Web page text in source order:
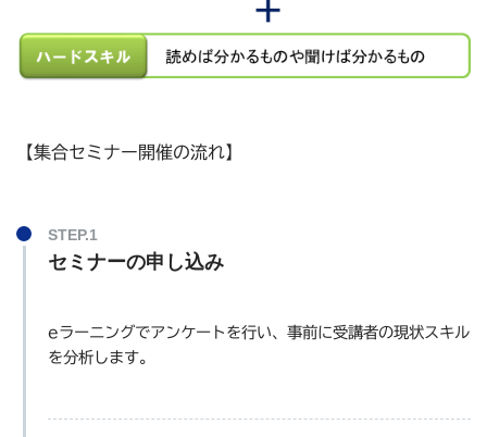
【集合セミナー開催の流れ】
STEP.1
セミナーの申し込み
eラーニングでアンケートを行い、事前に受講者の現状スキル
を分析します。